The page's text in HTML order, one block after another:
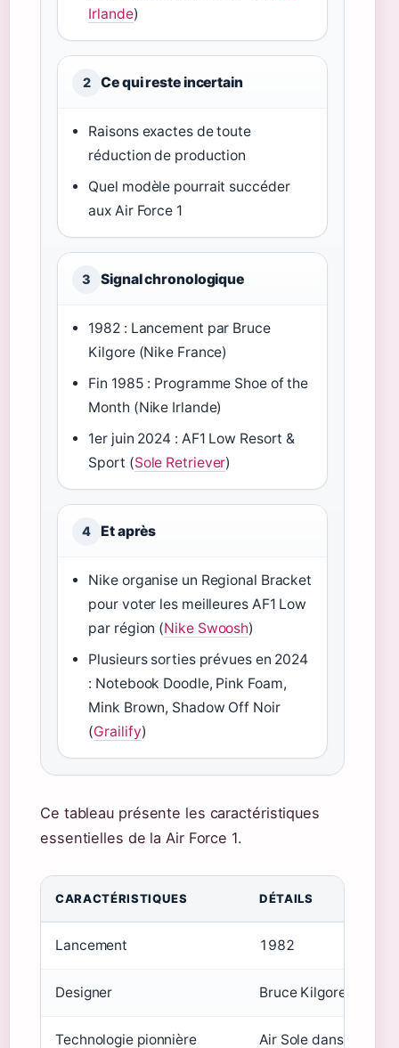
Irlande)
2 Ce qui reste incertain
Raisons exactes de toute
réduction de production
Quel modèle pourrait succéder
aux Air Force 1
3 Signal chronologique
1982 : Lancement par Bruce
Kilgore (Nike France)
Fin 1985 : Programme Shoe of the
Month (Nike Irlande)
1er juin 2024 : AF1 Low Resort &
Sport (Sole Retriever)
4 Et après
Nike organise un Regional Bracket
pour voter les meilleures AF1 Low
par région (Nike Swoosh)
Plusieurs sorties prévues en 2024
: Notebook Doodle, Pink Foam,
Mink Brown, Shadow Off Noir
(Grailify)
Ce tableau présente les caractéristiques
essentielles de la Air Force 1.
CARACTÉRISTIQUES DÉTAILS
Lancement 1982
Designer Bruce Kilgore
Technologie pionnière Air Sole dans basket